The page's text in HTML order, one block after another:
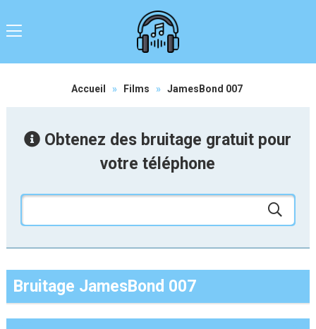
Accueil » Films » JamesBond 007
Obtenez des bruitage gratuit pour
votre téléphone
Bruitage JamesBond 007